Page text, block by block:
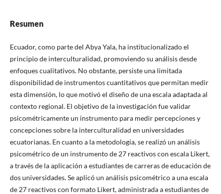
Resumen
Ecuador, como parte del Abya Yala, ha institucionalizado el
principio de interculturalidad, promoviendo su análisis desde
enfoques cualitativos. No obstante, persiste una limitada
disponibilidad de instrumentos cuantitativos que permitan medir
esta dimensión, lo que motivó el diseño de una escala adaptada al
contexto regional. El objetivo de la investigación fue validar
psicométricamente un instrumento para medir percepciones y
concepciones sobre la interculturalidad en universidades
ecuatorianas. En cuanto a la metodología, se realizó un análisis
psicométrico de un instrumento de 27 reactivos con escala Likert,
a través de la aplicación a estudiantes de carreras de educación de
dos universidades. Se aplicó un análisis psicométrico a una escala
de 27 reactivos con formato Likert, administrada a estudiantes de